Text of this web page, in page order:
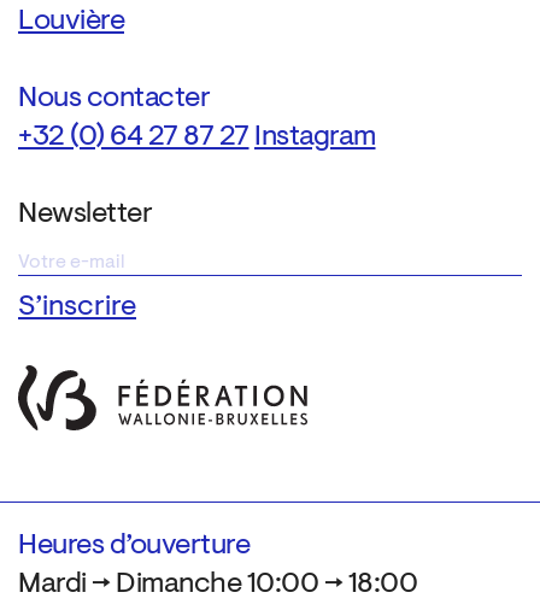
Louvière
Nous contacter
+32 (0) 64 27 87 27 Instagram
Newsletter
Heures d’ouverture
Mardi → Dimanche 10:00 → 18:00